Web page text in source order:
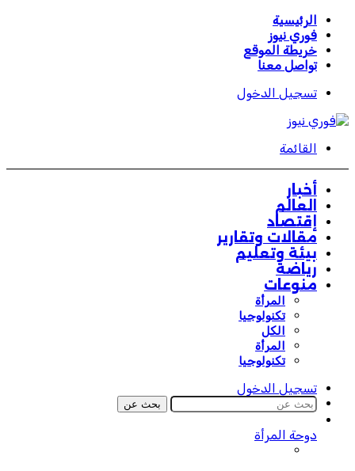
الرئيسية
فوري نيوز
خريطة الموقع
تواصل معنا
تسجيل الدخول
القائمة
أخبار
العالم
إقتصاد
مقالات وتقارير
بيئة وتعليم
رياضة
منوعات
المرأة
تكنولوجيا
الكل
المرأة
تكنولوجيا
تسجيل الدخول
بحث عن
دوحة المرأة